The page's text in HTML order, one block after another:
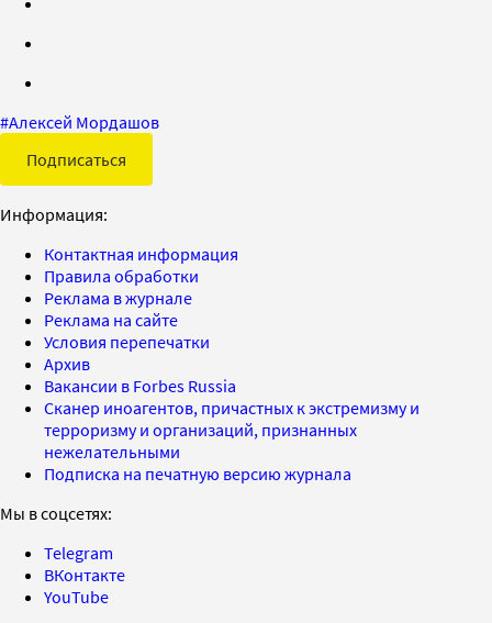
#Алексей Мордашов
Подписаться
Информация:
Контактная информация
Правила обработки
Реклама в журнале
Реклама на сайте
Условия перепечатки
Архив
Вакансии в Forbes Russia
Сканер иноагентов, причастных к экстремизму и
терроризму и организаций, признанных
нежелательными
Подписка на печатную версию журнала
Мы в соцсетях:
Telegram
ВКонтакте
YouTube